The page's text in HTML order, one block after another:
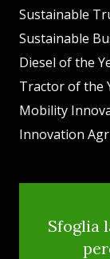
Sustainable
Sustainable
Diesel of the
Tractor of the
Mobility
Innovation
Sfoglia